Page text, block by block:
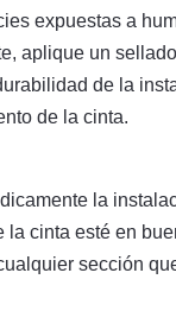
expuestas a
aplique un
de la
de la cinta.
la
la cinta esté en
sección